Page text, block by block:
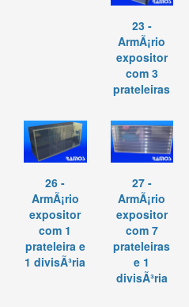
23 -
ArmÃ¡rio
expositor
com 3
prateleiras
26 -
ArmÃ¡rio
expositor
com 1
prateleira e
1 divisÃ³ria
27 -
ArmÃ¡rio
expositor
com 7
prateleiras
e 1
divisÃ³ria